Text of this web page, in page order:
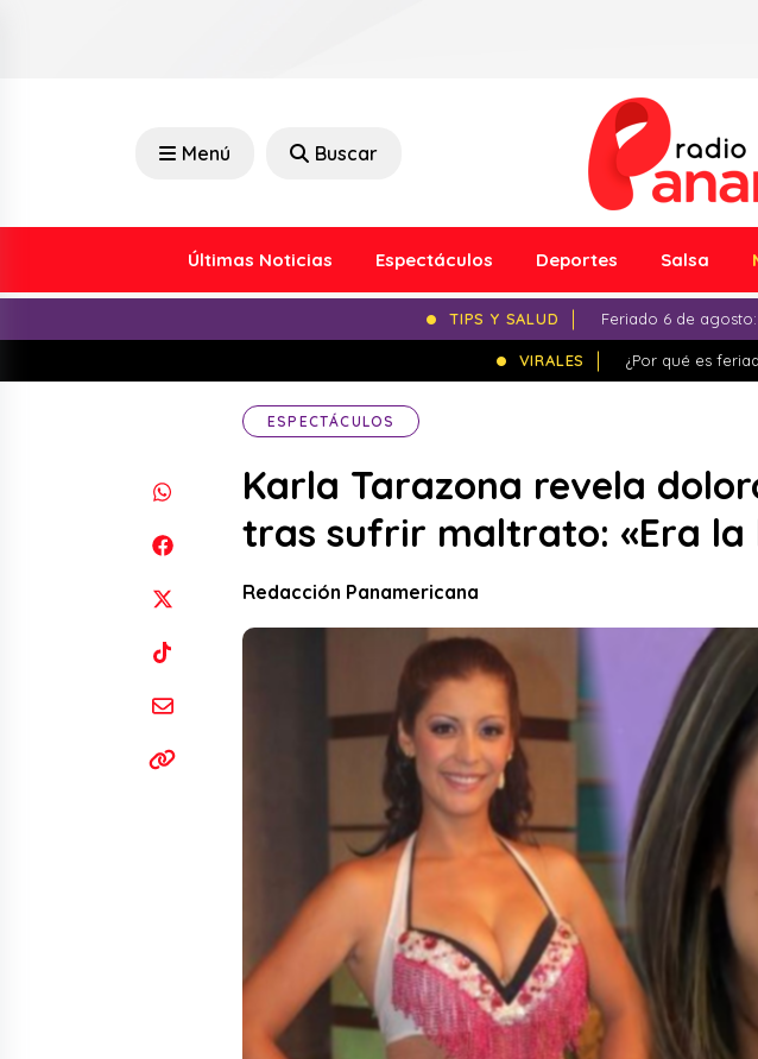
Menú Buscar
Últimas Noticias Espectáculos Deportes Salsa
TIPS Y SALUD Feriado 6 de
VIRALES ¿Por qué es
ESPECTÁCULOS
Karla Tarazona revela
tras sufrir maltrato: «Era la
Redacción Panamericana